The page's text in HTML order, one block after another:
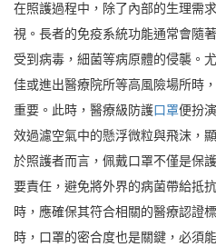
在照護過程中，除了內部的生理需
視。長者的免疫系統功能通常會隨
受到病毒，細菌等病原體的侵襲。
佳或進出醫療院所等高風險場所時
重要。此時，醫療級防護口罩便扮
效過濾空氣中的懸浮微粒與飛沫，
於照護者而言，佩戴口罩不僅是保
要責任，避免將外界的病菌帶給抵
時，應確保其符合相關的醫療認證
時，口罩的密合度也是關鍵，必須